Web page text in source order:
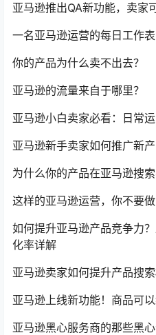
亚马逊推出QA新功能，卖家
一名亚马逊运营的每日工作表
你的产品为什么卖不出去？
亚马逊的流量来自于哪里？
亚马逊小白卖家必看：日常
亚马逊新手卖家如何推广新
为什么你的产品在亚马逊搜
这样的亚马逊运营，你不要
如何提升亚马逊产品竞争力
化率详解
亚马逊卖家如何提升产品搜
亚马逊上线新功能！商品可以
亚马逊黑心服务商的那些黑